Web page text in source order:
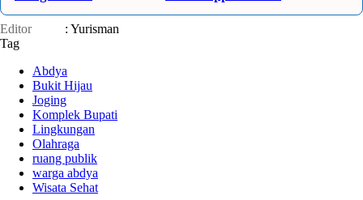
Editor
: Yurisman
Tag
Abdya
Bukit Hijau
Joging
Komplek Bupati
Lingkungan
Olahraga
ruang publik
warga abdya
Wisata Sehat